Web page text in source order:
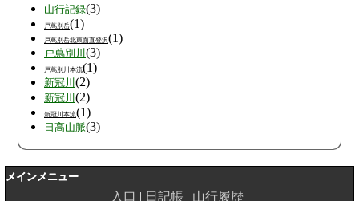
山行記録(3)
戸蔦別岳(1)
戸蔦別岳北東面直登沢(1)
戸蔦別川 (3)
戸蔦別川本流(1)
新冠川 (2)
新冠川 (2)
新冠川本流(1)
日高山脈(3)
メインメニュー
入口 日記帳 山行履歴